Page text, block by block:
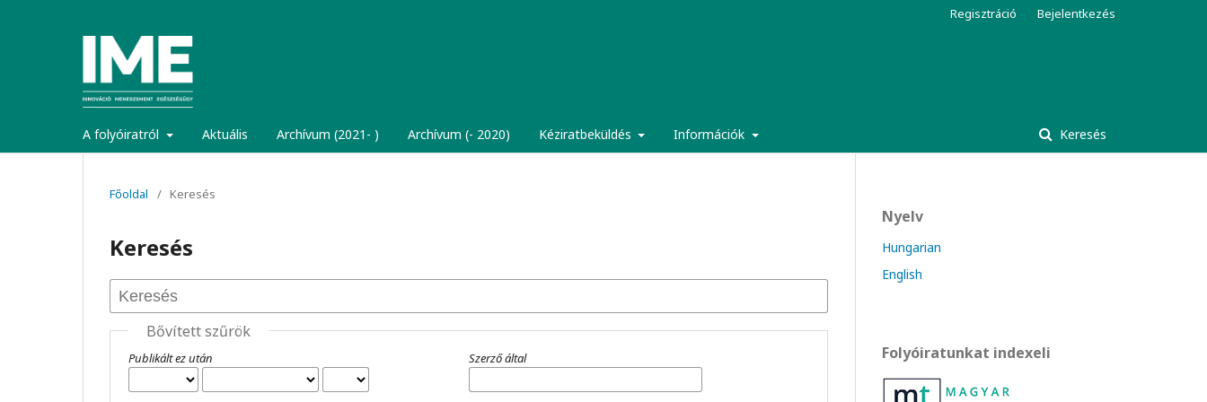
A folyóiratról Aktuális Archívum (2021- ) Archívum (- 2020) Kéziratbeküldés Információk Keresés
Regisztráció Bejelentkezés
Főoldal / Keresés
Keresés
Bővített szűrök
Publikált ez után Szerző által
Nyelv
Hungarian
English
Folyóiratunkat indexeli